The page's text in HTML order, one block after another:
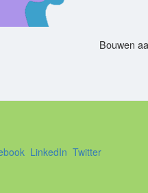
Bouwen
LinkedIn Twitter